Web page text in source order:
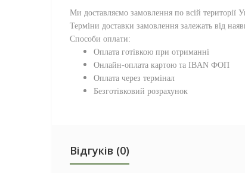
Ми доставляємо замовлення по всій території
Терміни доставки замовлення залежать від
Способи оплати:
Оплата готівкою при отриманні
Онлайн-оплата картою та IBAN ФОП
Оплата через термінал
Безготівковий розрахунок
Відгуків (0)